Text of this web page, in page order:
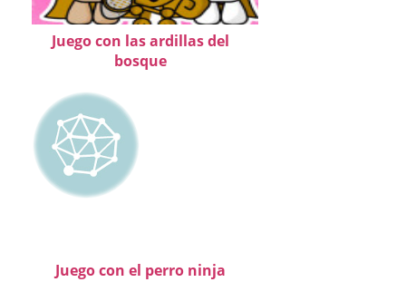
Juego con las ardillas del
bosque
Juego con el perro ninja